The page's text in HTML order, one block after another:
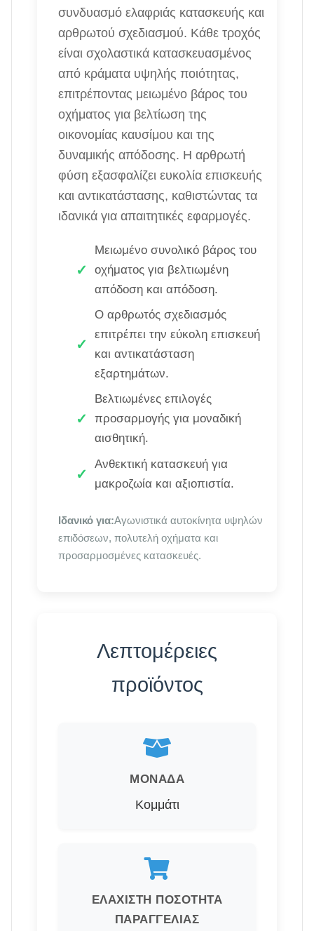
συνδυασμό ελαφριάς κατασκευής και
αρθρωτού σχεδιασμού. Κάθε τροχός
είναι σχολαστικά κατασκευασμένος
από κράματα υψηλής ποιότητας,
επιτρέποντας μειωμένο βάρος του
οχήματος για βελτίωση της
οικονομίας καυσίμου και της
δυναμικής απόδοσης. Η αρθρωτή
φύση εξασφαλίζει ευκολία επισκευής
και αντικατάστασης, καθιστώντας τα
ιδανικά για απαιτητικές εφαρμογές.
Μειωμένο συνολικό βάρος του
οχήματος για βελτιωμένη
απόδοση και απόδοση.
Ο αρθρωτός σχεδιασμός
επιτρέπει την εύκολη επισκευή
και αντικατάσταση
εξαρτημάτων.
Βελτιωμένες επιλογές
προσαρμογής για μοναδική
αισθητική.
Ανθεκτική κατασκευή για
μακροζωία και αξιοπιστία.
Ιδανικό για:Αγωνιστικά αυτοκίνητα υψηλών
επιδόσεων, πολυτελή οχήματα και
προσαρμοσμένες κατασκευές.
Λεπτομέρειες
προϊόντος
ΜΟΝΆΔΑ
Κομμάτι
ΕΛΆΧΙΣΤΗ ΠΟΣΌΤΗΤΑ
ΠΑΡΑΓΓΕΛΊΑΣ